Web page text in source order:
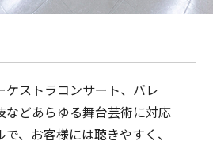
ケストラコンサート、バレ
などあらゆる舞台芸術に対応
、お客様には聴きやすく、